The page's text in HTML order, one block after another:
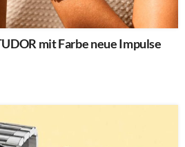
mit Farbe neue Impulse